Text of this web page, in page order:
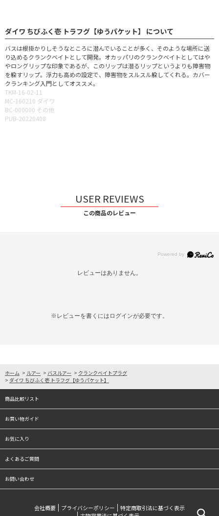
ダイワ ちびふく壱 トラフグ【ゆうパケット】 について
バスは根掛かりしそうなところに潜んでいることが多く、そのような場所に送
り込めるクランクベイトとして開発。オカッパリのクランクベイトとしてはや
やロングリップな印象であるが、このリップは潜るリップというよりも障害物
を躱すリップ。浮力も高めの設定で、障害物をスルスル躱してくれる。カバー
クランキング入門としてオススメ。
TKM-16-02-11
MC-160210 ダイワ
BC-000000 その他
PUB-20220408
USER REVIEWS
この商品のレビュー
レビューはありません。
※レビューを書くには ログインが必要です。
ホーム > ルアー > バスルアー > クランクベイトプラグ
> ダイワ ちびふく壱 トラフグ【ゆうパケット】
商品比較リスト
お買い物ガイド
お気に入り
よくあるご質問
お問い合わせ
会社概要 プライバシーポリシー
特定商取引法に基づく表示